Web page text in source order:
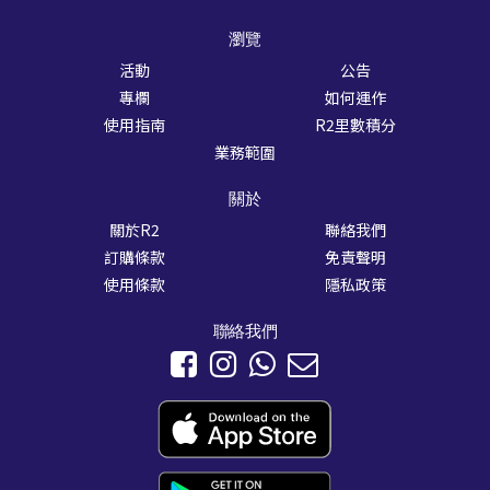
瀏覽
活動
公告
專欄
如何運作
使用指南
R2里數積分
業務範圍
關於
關於R2
聯絡我們
訂購條款
免責聲明
使用條款
隱私政策
聯絡我們